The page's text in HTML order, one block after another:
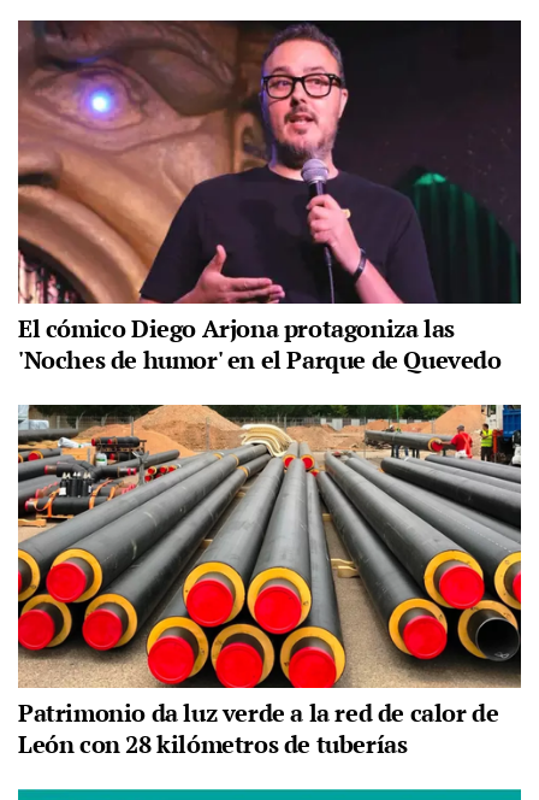
El cómico Diego Arjona protagoniza las
'Noches de humor' en el Parque de Quevedo
Patrimonio da luz verde a la red de calor de
León con 28 kilómetros de tuberías